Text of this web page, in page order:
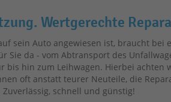
Wertgerechte
sein Auto angewiesen ist, braucht bei
Sie da - vom Abtransport des
bis hin zum Leihwagen. Hierbei achten
oft anstatt teurer Neuteile, die
schnell und günstig!